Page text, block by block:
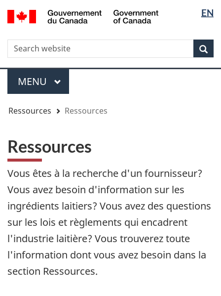
Aller
au
Skip
to
Passer
à
HTML
simplifiée
la
langue
la
langue
EN
WxT
Search
form
Menu
MENU PRINCIPAL
are
Ressources Ressources
Ressources
Vous êtes à la recherche d'un fournisseur?
Vous avez besoin d'information sur les
ingrédients laitiers? Vous avez des questions
sur les lois et règlements qui encadrent
l'industrie laitière? Vous trouverez toute
l'information dont vous avez besoin dans la
section Ressources.